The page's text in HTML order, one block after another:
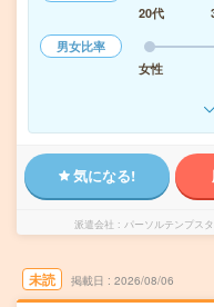
20代
男女比率
女性
気になる!
派遣会社 パーソルテンプス
未読 掲載日 2026/08/06